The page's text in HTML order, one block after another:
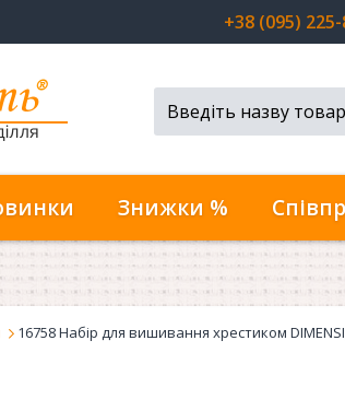
+38 (095)
Знижки %
16758 Набір для вишивання хрестиком